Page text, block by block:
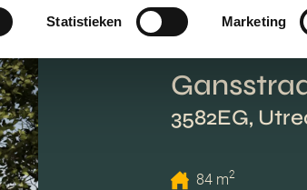
Statistieken Marketing
3582EG,
84 m2